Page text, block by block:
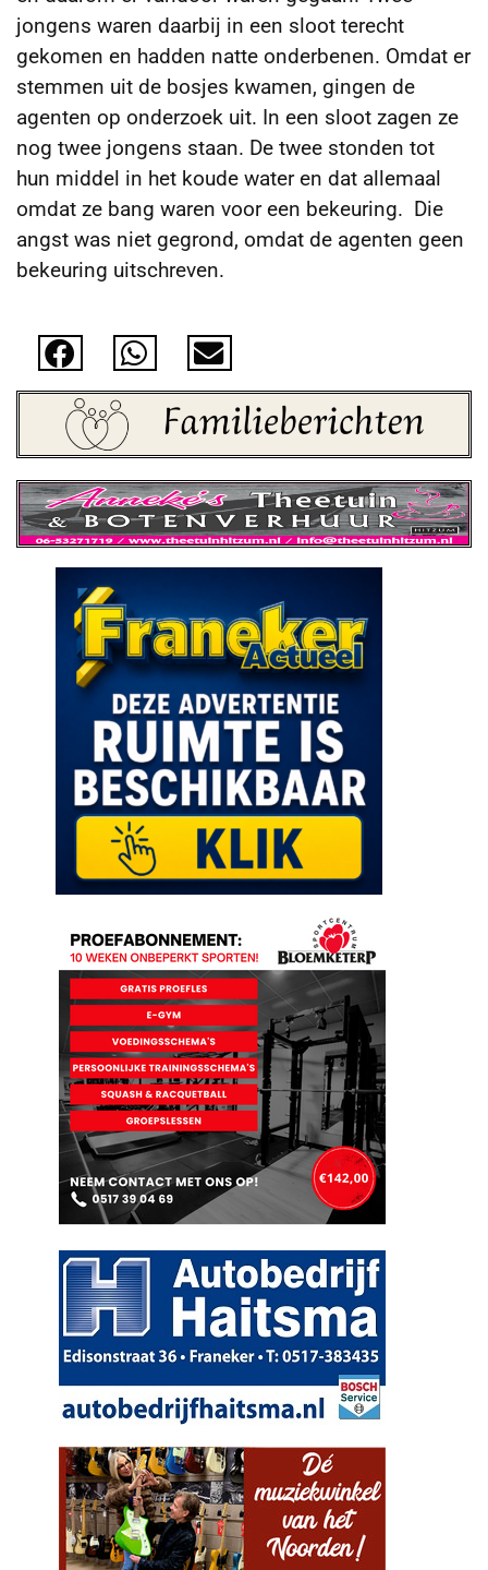
jongens waren daarbij in een sloot terecht
gekomen en hadden natte onderbenen. Omdat er
stemmen uit de bosjes kwamen, gingen de
agenten op onderzoek uit. In een sloot zagen ze
nog twee jongens staan. De twee stonden tot
hun middel in het koude water en dat allemaal
omdat ze bang waren voor een bekeuring. Die
angst was niet gegrond, omdat de agenten geen
bekeuring uitschreven.